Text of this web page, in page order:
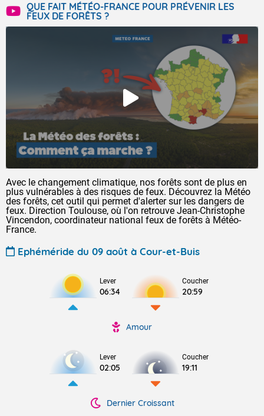
QUE FAIT MÉTÉO-FRANCE POUR PRÉVENIR LES
FEUX DE FORÊTS ?
Avec le changement climatique, nos forêts sont de plus en
plus vulnérables à des risques de feux. Découvrez la Météo
des forêts, cet outil qui permet d'alerter sur les dangers de
feux. Direction Toulouse, où l'on retrouve Jean-Christophe
Vincendon, coordinateur national feux de forêts à Météo-
France.
Ephéméride du 09 août à Cour-et-Buis
Lever
06:34
Coucher
20:59
Amour
Lever
02:05
Coucher
19:11
Dernier Croissant